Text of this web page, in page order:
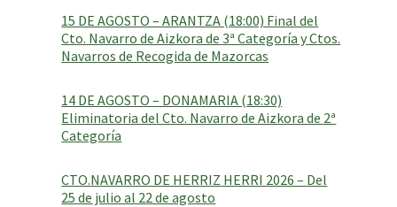
:
15 DE AGOSTO – ARANTZA (18:00) Final del
Cto. Navarro de Aizkora de 3ª Categoría y Ctos.
Navarros de Recogida de Mazorcas
14 DE AGOSTO – DONAMARIA (18:30)
Eliminatoria del Cto. Navarro de Aizkora de 2ª
Categoría
CTO.NAVARRO DE HERRIZ HERRI 2026 – Del
25 de julio al 22 de agosto